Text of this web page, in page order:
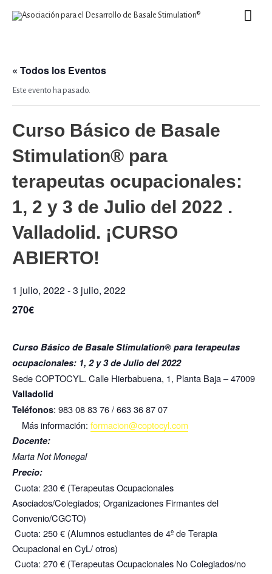
« Todos los Eventos
Este evento ha pasado.
Curso Básico de Basale
Stimulation® para
terapeutas ocupacionales:
1, 2 y 3 de Julio del 2022 .
Valladolid. ¡CURSO
ABIERTO!
1 julio, 2022-3 julio, 2022
270€
Curso Básico de Basale Stimulation® para terapeutas
ocupacionales: 1, 2 y 3 de Julio del 2022
Sede COPTOCYL. Calle Hierbabuena, 1, Planta Baja – 47009
Valladolid
Teléfonos: 983 08 83 76 / 663 36 87 07
Más información: formacion@coptocyl.com
Docente:
Marta Not Monegal
Precio:
Cuota: 230 € (Terapeutas Ocupacionales
Asociados/Colegiados; Organizaciones Firmantes del
Convenio/CGCTO)
Cuota: 250 € (Alumnos estudiantes de 4º de Terapia
Ocupacional en CyL/ otros)
Cuota: 270 € (Terapeutas Ocupacionales No Colegiados/no